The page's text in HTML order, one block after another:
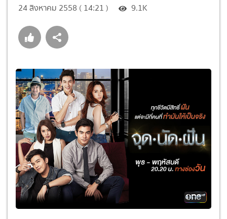
24 สิงหาคม 2558 ( 14:21 ) 9.1K